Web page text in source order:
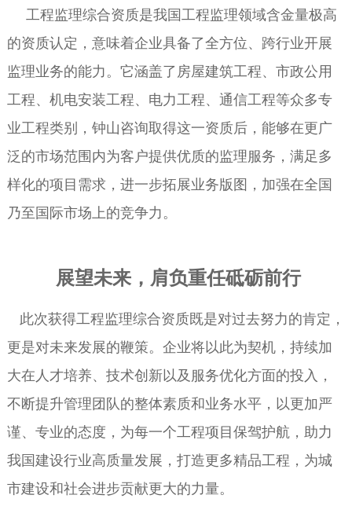
工程监理综合资质是我国工程监理领域含金量极高
的资质认定，意味着企业具备了全方位、跨行业开展
监理业务的能力。它涵盖了房屋建筑工程、市政公用
工程、机电安装工程、电力工程、通信工程等众多专
业工程类别，钟山咨询取得这一资质后，能够在更广
泛的市场范围内为客户提供优质的监理服务，满足多
样化的项目需求，进一步拓展业务版图，加强在全国
乃至国际市场上的竞争力。
展望未来，肩负重任砥砺前行
此次获得工程监理综合资质既是对过去努力的肯定，
更是对未来发展的鞭策。企业将以此为契机，持续加
大在人才培养、技术创新以及服务优化方面的投入，
不断提升管理团队的整体素质和业务水平，以更加严
谨、专业的态度，为每一个工程项目保驾护航，助力
我国建设行业高质量发展，打造更多精品工程，为城
市建设和社会进步贡献更大的力量。